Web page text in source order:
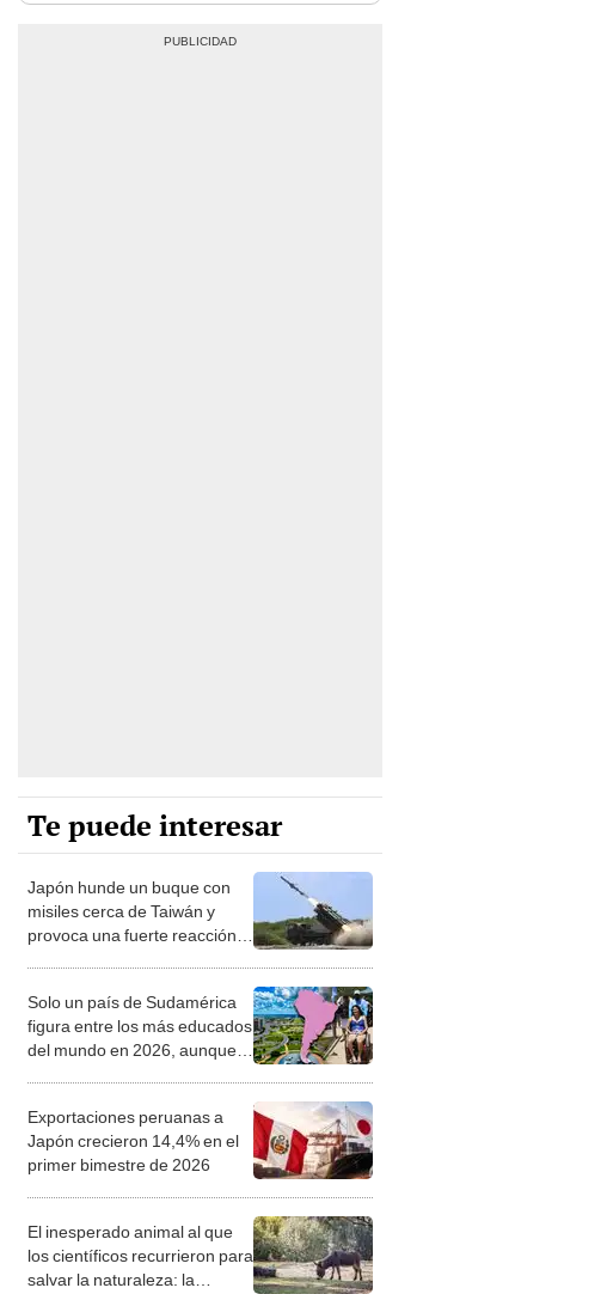
Te puede interesar
Japón hunde un buque con
misiles cerca de Taiwán y
provoca una fuerte reacción
Solo un país de Sudamérica
figura entre los más educados
del mundo en 2026, aunque
Exportaciones peruanas a
Japón crecieron 14,4% en el
primer bimestre de 2026
El inesperado animal al que
los científicos recurrieron para
salvar la naturaleza: la